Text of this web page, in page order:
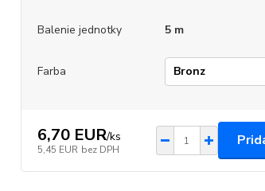
Balenie jednotky 5 m
Farba
6,70 EUR/ks
5,45 EUR bez DPH